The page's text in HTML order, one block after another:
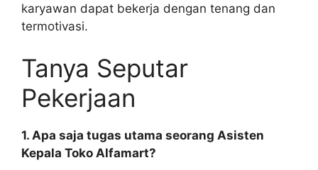
karyawan dapat bekerja dengan tenang dan
termotivasi.
Tanya Seputar
Pekerjaan
1. Apa saja tugas utama seorang Asisten
Kepala Toko Alfamart?